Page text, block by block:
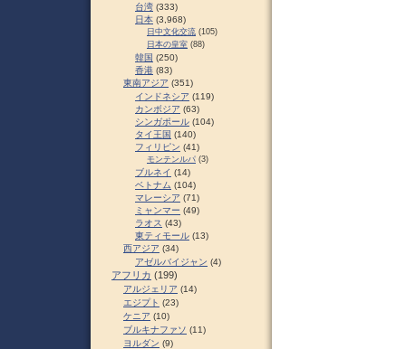
台湾 (333)
日本 (3,968)
日中文化交流 (105)
日本の皇室 (88)
韓国 (250)
香港 (83)
東南アジア (351)
インドネシア (119)
カンボジア (63)
シンガポール (104)
タイ王国 (140)
フィリピン (41)
モンテンルパ (3)
ブルネイ (14)
ベトナム (104)
マレーシア (71)
ミャンマー (49)
ラオス (43)
東ティモール (13)
西アジア (34)
アゼルバイジャン (4)
アフリカ (199)
アルジェリア (14)
エジプト (23)
ケニア (10)
ブルキナファソ (11)
ヨルダン (9)